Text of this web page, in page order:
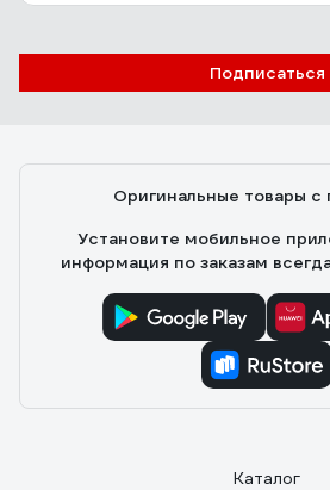
Подписаться
Оригинальные товары с
Установите мобильное
информация по заказам
Каталог